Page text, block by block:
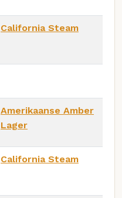
California Steam
Amerikaanse Amber
Lager
California Steam